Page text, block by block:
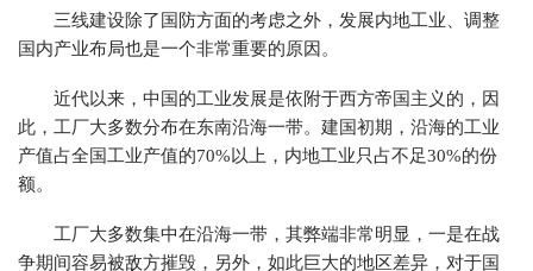
三线建设除了国防方面的考虑之外，发展内地工业、调整
国内产业布局也是一个非常重要的原因。
近代以来，中国的工业发展是依附于西方帝国主义的，因
此，工厂大多数分布在东南沿海一带。建国初期，沿海的工业
产值占全国工业产值的70%以上，内地工业只占不足30%的份
额。
工厂大多数集中在沿海一带，其弊端非常明显，一是在战
争期间容易被敌方摧毁，另外，如此巨大的地区差异，对于国